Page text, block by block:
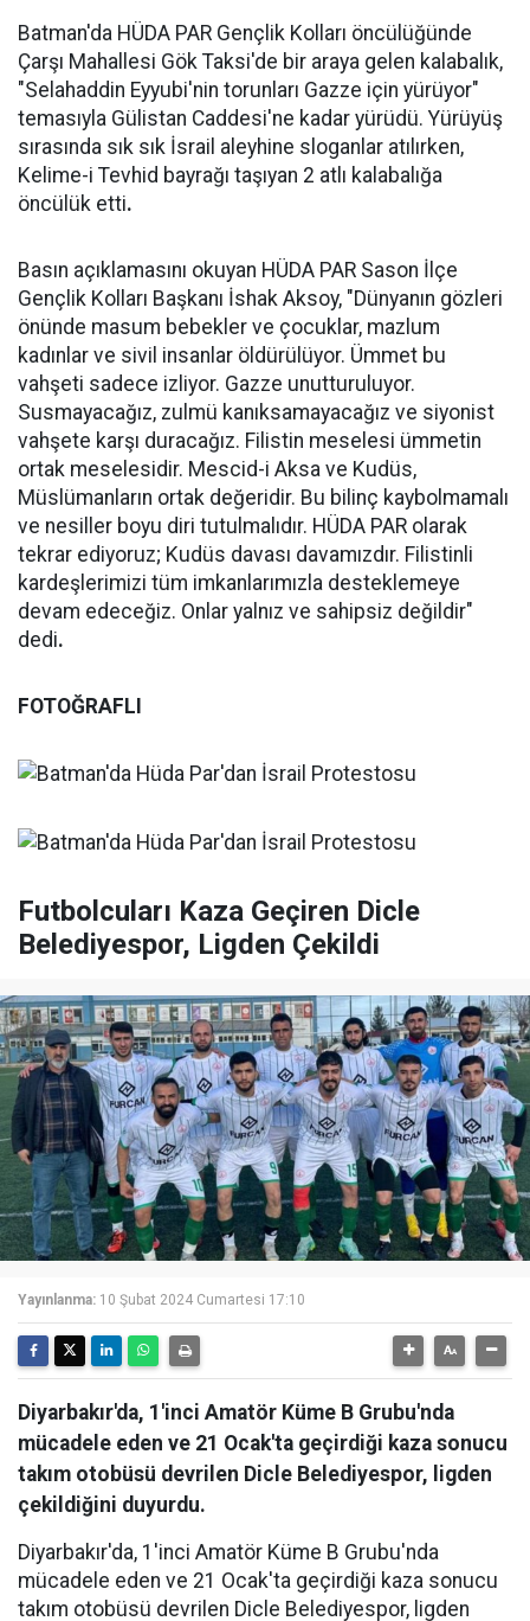
Batman'da HÜDA PAR Gençlik Kolları öncülüğünde
Çarşı Mahallesi Gök Taksi'de bir araya gelen kalabalık,
"Selahaddin Eyyubi'nin torunları Gazze için yürüyor"
temasıyla Gülistan Caddesi'ne kadar yürüdü. Yürüyüş
sırasında sık sık İsrail aleyhine sloganlar atılırken,
Kelime-i Tevhid bayrağı taşıyan 2 atlı kalabalığa
öncülük etti.
Basın açıklamasını okuyan HÜDA PAR Sason İlçe
Gençlik Kolları Başkanı İshak Aksoy, "Dünyanın gözleri
önünde masum bebekler ve çocuklar, mazlum
kadınlar ve sivil insanlar öldürülüyor. Ümmet bu
vahşeti sadece izliyor. Gazze unutturuluyor.
Susmayacağız, zulmü kanıksamayacağız ve siyonist
vahşete karşı duracağız. Filistin meselesi ümmetin
ortak meselesidir. Mescid-i Aksa ve Kudüs,
Müslümanların ortak değeridir. Bu bilinç kaybolmamalı
ve nesiller boyu diri tutulmalıdır. HÜDA PAR olarak
tekrar ediyoruz; Kudüs davası davamızdır. Filistinli
kardeşlerimizi tüm imkanlarımızla desteklemeye
devam edeceğiz. Onlar yalnız ve sahipsiz değildir"
dedi.
FOTOĞRAFLI
Futbolcuları Kaza Geçiren Dicle
Belediyespor, Ligden Çekildi
Yayınlanma: 10 Şubat 2024 Cumartesi 17:10
Diyarbakır'da, 1'inci Amatör Küme B Grubu'nda
mücadele eden ve 21 Ocak'ta geçirdiği kaza sonucu
takım otobüsü devrilen Dicle Belediyespor, ligden
çekildiğini duyurdu.
Diyarbakır'da, 1'inci Amatör Küme B Grubu'nda
mücadele eden ve 21 Ocak'ta geçirdiği kaza sonucu
takım otobüsü devrilen Dicle Belediyespor, ligden